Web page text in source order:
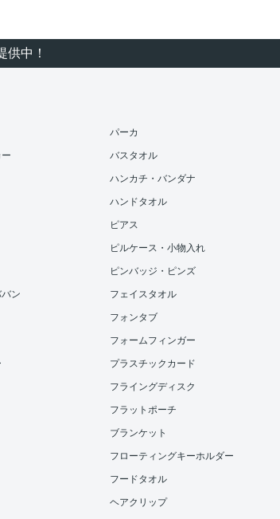
供中！
ン
パーカ
バスタオル
ハンカチ・バンダナ
ハンドタオル
ピアス
ピルケース・小物入れ
ピンバッジ・ピンズ
フェイスタオル
フォンタブ
フォームフィンガー
プラスチックカード
フライングディスク
フラットポーチ
ブランケット
フローティングキーホルダー
フードタオル
ヘアクリップ